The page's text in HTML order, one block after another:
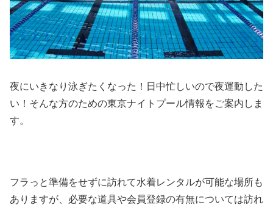
夜にいきなり泳ぎたくなった！日中忙しいので夜運動した
い！そんな方のための東京ナイトプール情報をご案内しま
す。
フラっと準備をせずに訪れて水着レンタルが可能な場所も
ありますが、必要な道具や会員登録の有無については訪れ